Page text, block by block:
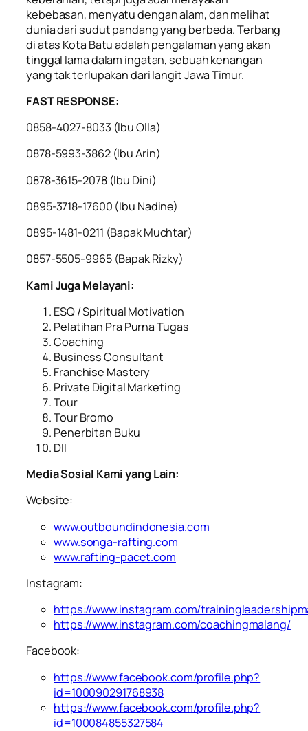
kebebasan, menyatu dengan alam, dan melihat
dunia dari sudut pandang yang berbeda. Terbang
di atas Kota Batu adalah pengalaman yang akan
tinggal lama dalam ingatan, sebuah kenangan
yang tak terlupakan dari langit Jawa Timur.
FAST RESPONSE:
0858-4027-8033 (lbu Olla)
0878-5993-3862 (lbu Arin)
0878-3615-2078 (lbu Dini)
0895-3718-17600 (Ibu Nadine)
0895-1481-0211 (Bapak Muchtar)
0857-5505-9965 (Bapak Rizky)
Kami Juga Melayani:
ESQ / Spiritual Motivation
Pelatihan Pra Purna Tugas
Coaching
Business Consultant
Franchise Mastery
Private Digital Marketing
Tour
Tour Bromo
Penerbitan Buku
Dll
Media Sosial Kami yang Lain:
Website:
www.outboundindonesia.com
www.songa-rafting.com
www.rafting-pacet.com
Instagram:
https://www.instagram.com/
https://www.instagram.com/coachingmalang/
Facebook:
https://www.facebook.com/profile.php?
id=100090291768938
https://www.facebook.com/profile.php?
id=100084855327584